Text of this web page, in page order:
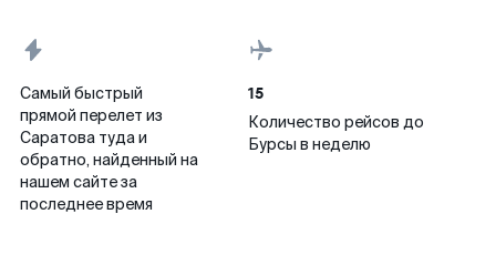
Самый быстрый
прямой перелет из
Саратова туда и
обратно, найденный на
нашем сайте за
последнее время
15
Количество рейсов до
Бурсы в неделю